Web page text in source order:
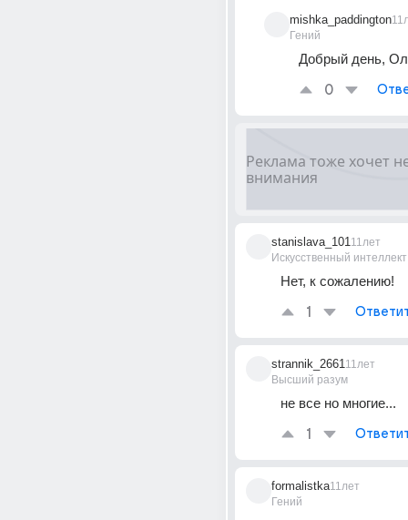
mishka_paddington
Гений
Добрый день,
0
stanislava_101
Искусственный интеллект
11лет
Нет, к сожалению!
1
strannik_2661
Высший разум
11лет
не все но многие...
1
formalistka
Гений
11лет